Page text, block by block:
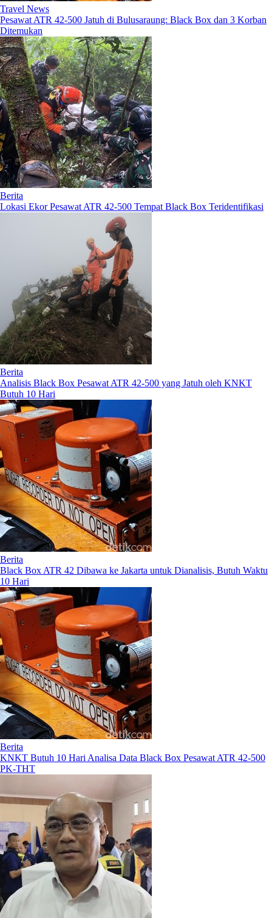
Travel News
Pesawat ATR 42-500 Jatuh di Bulusaraung: Black Box dan 3 Korban
Ditemukan
Berita
Lokasi Ekor Pesawat ATR 42-500 Tempat Black Box Teridentifikasi
Berita
Analisis Black Box Pesawat ATR 42-500 yang Jatuh oleh KNKT
Butuh 10 Hari
Berita
Black Box ATR 42 Dibawa ke Jakarta untuk Dianalisis, Butuh Waktu
10 Hari
Berita
KNKT Butuh 10 Hari Analisa Data Black Box Pesawat ATR 42-500
PK-THT